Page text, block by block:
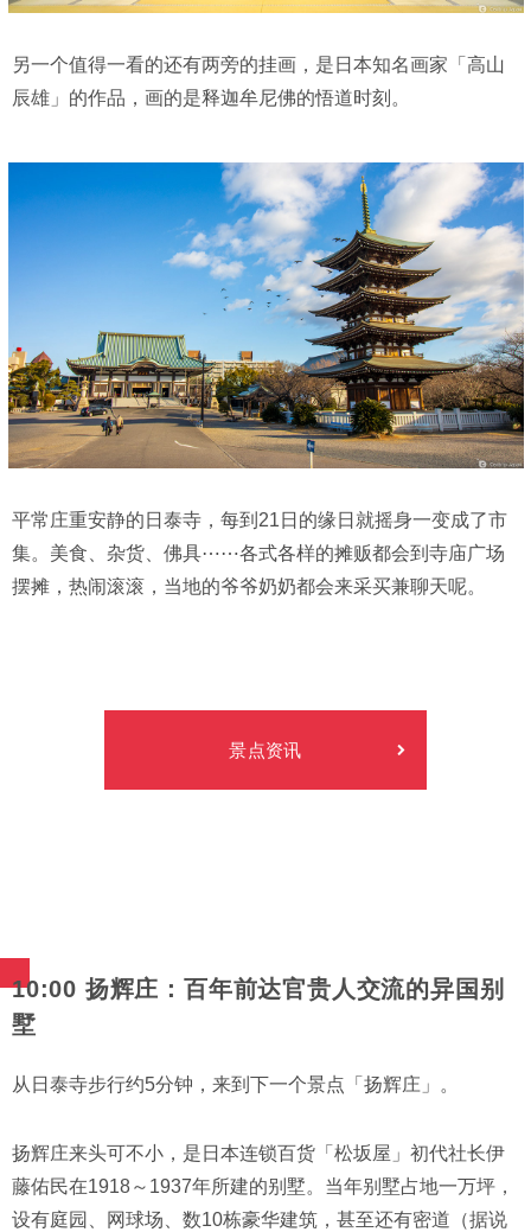
另一个值得一看的还有两旁的挂画，是日本知名画家「高山
辰雄」的作品，画的是释迦牟尼佛的悟道时刻。
平常庄重安静的日泰寺，每到21日的缘日就摇身一变成了市
集。美食、杂货、佛具⋯⋯各式各样的摊贩都会到寺庙广场
摆摊，热闹滚滚，当地的爷爷奶奶都会来采买兼聊天呢。
景点资讯
10:00 扬辉庄：百年前达官贵人交流的异国别
墅
从日泰寺步行约5分钟，来到下一个景点「扬辉庄」。
扬辉庄来头可不小，是日本连锁百货「松坂屋」初代社长伊
藤佑民在1918～1937年所建的别墅。当年别墅占地一万坪，
设有庭园、网球场、数10栋豪华建筑，甚至还有密道（据说